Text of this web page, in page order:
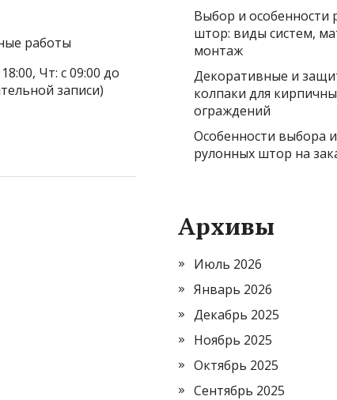
работы
Чт: с 09:00 до
записи)
Выбор и особенности
штор: виды систем,
монтаж
Декоративные и
колпаки для
ограждений
Особенности выбора
рулонных штор на
Архивы
Июль 2026
Январь 2026
Декабрь 2025
Ноябрь 2025
Октябрь 2025
Сентябрь 2025